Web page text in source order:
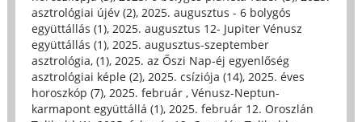
asztrológiai újév (2), 2025. augusztus - 6 bolygós
együttállás (1), 2025. augusztus 12- Jupiter Vénusz
együttállás (1), 2025. augusztus-szeptember
asztrológia, (1), 2025. az Őszi Nap-éj egyenlőség
asztrológiai képle (2), 2025. csíziója (14), 2025. éves
horoszkóp (7), 2025. február , Vénusz-Neptun-
karmapont együttállá (1), 2025. február 12. Oroszlán